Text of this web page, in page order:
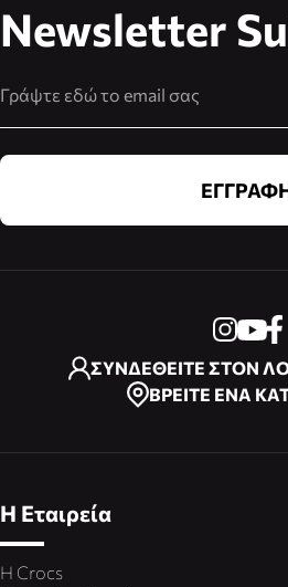
Newsletter
ΣΥΝΔΕΘΕΙΤΕ ΣΤΟΝ
ΒΡΕΙΤΕ ΕΝΑ
Η Εταιρεία
Η Crocs